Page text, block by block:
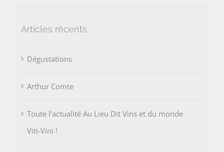
Articles récents
Dégustations
Arthur Comte
Toute l’actualité Au Lieu Dit Vins et du monde
Viti-Vini !